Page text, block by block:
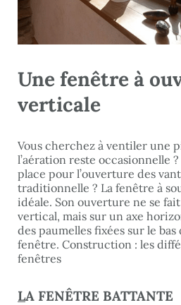
Une fenêtre à
verticale
Vous cherchez à ventiler une
l’aération reste occasionnelle ?
place pour l’ouverture des
traditionnelle ? La fenêtre à
idéale. Son ouverture ne se
vertical, mais sur un axe
des paumelles fixées sur le bas
fenêtre. Construction : les
fenêtres
LA FENÊTRE BATTANTE